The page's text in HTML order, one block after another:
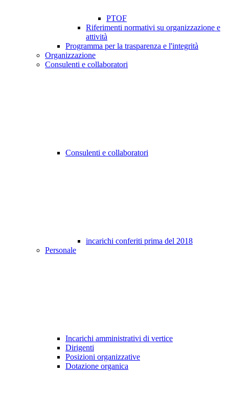
PTOF
Riferimenti normativi su organizzazione e
attività
Programma per la trasparenza e l'integrità
Organizzazione
Consulenti e collaboratori
Consulenti e collaboratori
incarichi conferiti prima del 2018
Personale
Incarichi amministrativi di vertice
Dirigenti
Posizioni organizzative
Dotazione organica